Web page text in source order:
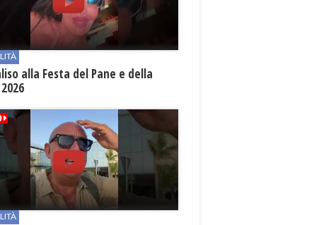
alla Festa del Pane e della